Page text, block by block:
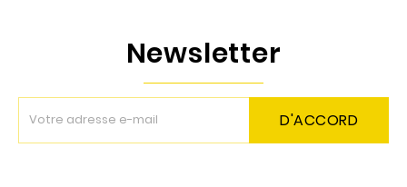
Newsletter
D'ACCORD